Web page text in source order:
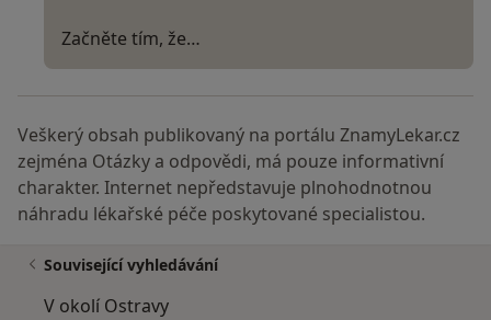
Začněte tím, že…
Veškerý obsah publikovaný na portálu ZnamyLekar.cz
zejména Otázky a odpovědi, má pouze informativní
charakter. Internet nepředstavuje plnohodnotnou
náhradu lékařské péče poskytované specialistou.
Související vyhledávání
V okolí Ostravy